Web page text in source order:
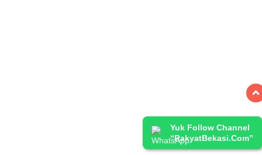
Yuk Follow Channel
“RakyatBekasi.Com”